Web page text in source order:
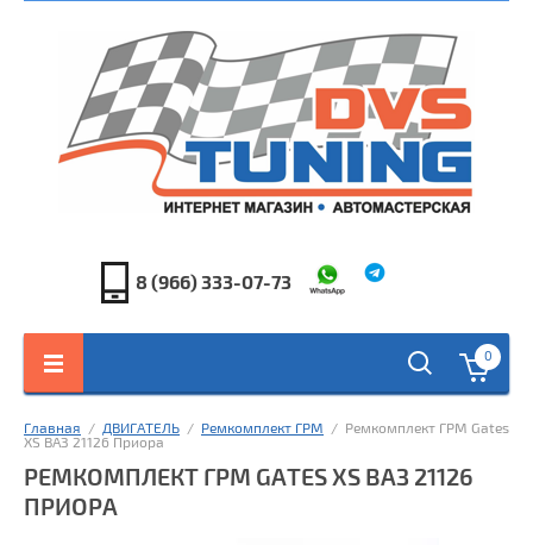
8 (966) 333-07-73
0
Главная
  /
ДВИГАТЕЛЬ
  /
Ремкомплект ГРМ
  /  Ремкомплект ГРМ Gates
XS ВАЗ 21126 Приора
РЕМКОМПЛЕКТ ГРМ GATES XS ВАЗ 21126
ПРИОРА